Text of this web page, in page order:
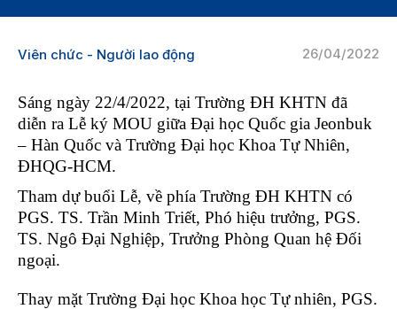
26/04/2022
Viên chức - Người lao động
Sáng ngày 22/4/2022, tại Trường ĐH KHTN đã
diễn ra Lễ ký MOU giữa Đại học Quốc gia Jeonbuk
– Hàn Quốc và Trường Đại học Khoa Tự Nhiên,
ĐHQG-HCM.
Tham dự buổi Lễ, về phía Trường ĐH KHTN có
PGS. TS. Trần Minh Triết, Phó hiệu trưởng, PGS.
TS. Ngô Đại Nghiệp, Trưởng Phòng Quan hệ Đối
ngoại.
Thay mặt Trường Đại học Khoa học Tự nhiên, PGS.